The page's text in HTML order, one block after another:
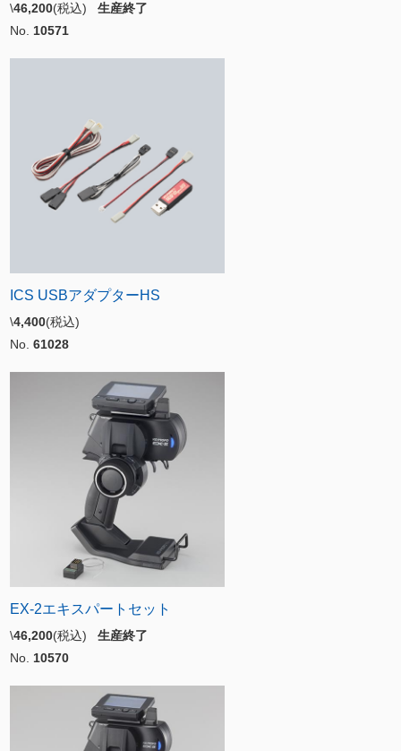
\46,200(税込) 生産終了
No. 10571
ICS USBアダプターHS
\4,400(税込)
No. 61028
EX-2エキスパートセット
\46,200(税込) 生産終了
No. 10570